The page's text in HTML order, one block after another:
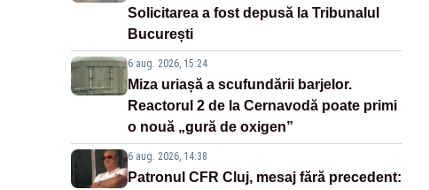
Solicitarea a fost depusă la Tribunalul
București
6 aug. 2026, 15:24
Miza uriașă a scufundării barjelor.
Reactorul 2 de la Cernavodă poate primi
o nouă „gură de oxigen”
6 aug. 2026, 14:38
Patronul CFR Cluj, mesaj fără precedent: